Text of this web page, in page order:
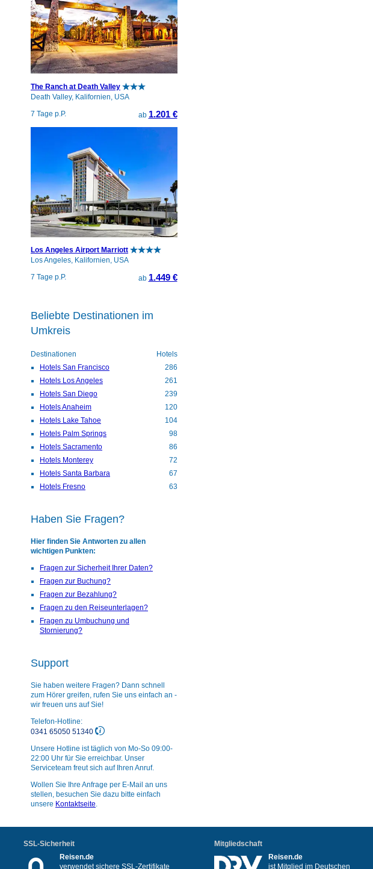
The Ranch at Death Valley
Death Valley, Kalifornien, USA
7 Tage p.P.
ab 1.201 €
Los Angeles Airport Marriott
Los Angeles, Kalifornien, USA
7 Tage p.P.
ab 1.449 €
Beliebte Destinationen im
Umkreis
Destinationen
Hotels
Hotels San Francisco
286
Hotels Los Angeles
261
Hotels San Diego
239
Hotels Anaheim
120
Hotels Lake Tahoe
104
Hotels Palm Springs
98
Hotels Sacramento
86
Hotels Monterey
72
Hotels Santa Barbara
67
Hotels Fresno
63
Haben Sie Fragen?
Hier finden Sie Antworten zu allen
wichtigen Punkten:
Fragen zur Sicherheit Ihrer Daten?
Fragen zur Buchung?
Fragen zur Bezahlung?
Fragen zu den Reiseunterlagen?
Fragen zu Umbuchung und
Stornierung?
Support
Sie haben weitere Fragen? Dann schnell
zum Hörer greifen, rufen Sie uns einfach an -
wir freuen uns auf Sie!
Telefon-Hotline:
0341 65050 51340
Unsere Hotline ist täglich von Mo-So 09:00-
22:00 Uhr für Sie erreichbar. Unser
Serviceteam freut sich auf Ihren Anruf.
Wollen Sie Ihre Anfrage per E-Mail an uns
stellen, besuchen Sie dazu bitte einfach
unsere Kontaktseite.
SSL-Sicherheit
Reisen.de
verwendet sichere SSL-Zertifikate
Mitgliedschaft
Reisen.de
ist Mitglied im Deutschen